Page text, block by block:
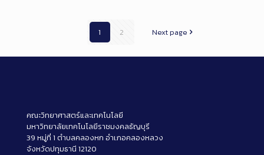
1 2 Next page
คณะวิทยาศาสตร์และเทคโนโลยี
มหาวิทยาลัยเทคโนโลยีราชมงคลธัญบุรี
39 หมู่ที่ 1 ตำบลคลองหก อำเภอคลองหลวง
จังหวัดปทุมธานี 12120